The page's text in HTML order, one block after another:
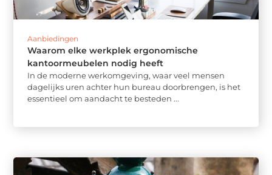
Aanbiedingen
Waarom elke werkplek ergonomische
kantoormeubelen nodig heeft
In de moderne werkomgeving, waar veel mensen
dagelijks uren achter hun bureau doorbrengen, is het
essentieel om aandacht te besteden ...